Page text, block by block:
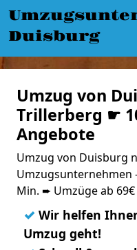
Duisburg
Umzug von
Trillerberg ☛
Angebote
Umzug von Duisburg
Umzugsunternehmen
Min. ➨ Umzüge ab 69€
✓ Wir helfen
Umzug geht!